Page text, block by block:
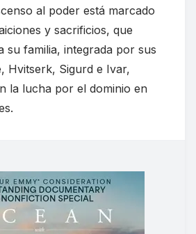
al poder está marcado
y sacrificios, que
su familia, integrada por sus
Hvitserk, Sigurd e Ivar,
la lucha por el dominio en